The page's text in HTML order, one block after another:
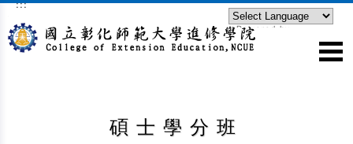
跳到主要內容區塊
:::
Powered by
碩士學分班